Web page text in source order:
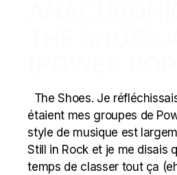
The Shoes. Je
étaient mes groupes de
style de musique est
Still in Rock et je me disais
temps de classer tout ça